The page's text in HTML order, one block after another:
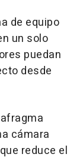
de equipo
un solo
puedan
desde
cámara
reduce el